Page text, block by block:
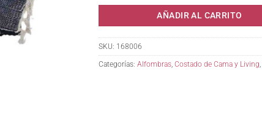
AÑADIR AL CARRITO
SKU: 168006
Categorías: Alfombras, Costado de Cama y Living,